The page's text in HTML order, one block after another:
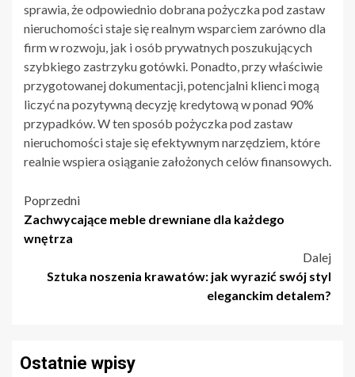
sprawia, że odpowiednio dobrana pożyczka pod zastaw
nieruchomości staje się realnym wsparciem zarówno dla
firm w rozwoju, jak i osób prywatnych poszukujących
szybkiego zastrzyku gotówki. Ponadto, przy właściwie
przygotowanej dokumentacji, potencjalni klienci mogą
liczyć na pozytywną decyzję kredytową w ponad 90%
przypadków. W ten sposób pożyczka pod zastaw
nieruchomości staje się efektywnym narzędziem, które
realnie wspiera osiąganie założonych celów finansowych.
Nawigacja
wpisu
Poprzedni
Zachwycające meble drewniane dla każdego
wnętrza
Dalej
Sztuka noszenia krawatów: jak wyrazić swój styl
eleganckim detalem?
Ostatnie wpisy